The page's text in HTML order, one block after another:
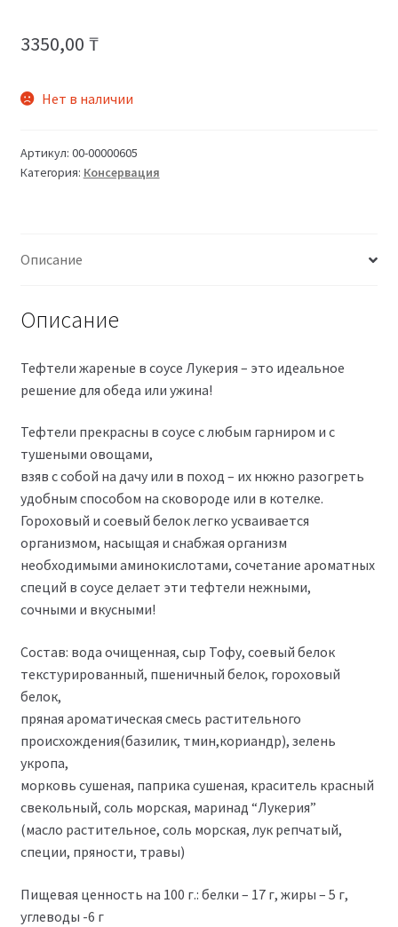
3350,00 ₸
Нет в наличии
Артикул: 00-00000605
Категория: Консервация
Описание
Описание
Тефтели жареные в соусе Лукерия – это идеальное
решение для обеда или ужина!
Тефтели прекрасны в соусе с любым гарниром и с
тушеными овощами,
взяв с собой на дачу или в поход – их нкжно разогреть
удобным способом на сковороде или в котелке.
Гороховый и соевый белок легко усваивается
организмом, насыщая и снабжая организм
необходимыми аминокислотами, сочетание ароматных
специй в соусе делает эти тефтели нежными,
сочными и вкусными!
Состав: вода очищенная, сыр Тофу, соевый белок
текстурированный, пшеничный белок, гороховый
белок,
пряная ароматическая смесь растительного
происхождения(базилик, тмин,кориандр), зелень
укропа,
морковь сушеная, паприка сушеная, краситель красный
свекольный, соль морская, маринад “Лукерия”
(масло растительное, соль морская, лук репчатый,
специи, пряности, травы)
Пищевая ценность на 100 г.: белки – 17 г, жиры – 5 г,
углеводы -6 г